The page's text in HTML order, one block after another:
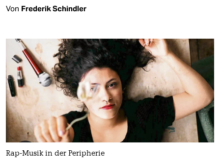
Von Frederik Schindler
Rap-Musik in der Peripherie